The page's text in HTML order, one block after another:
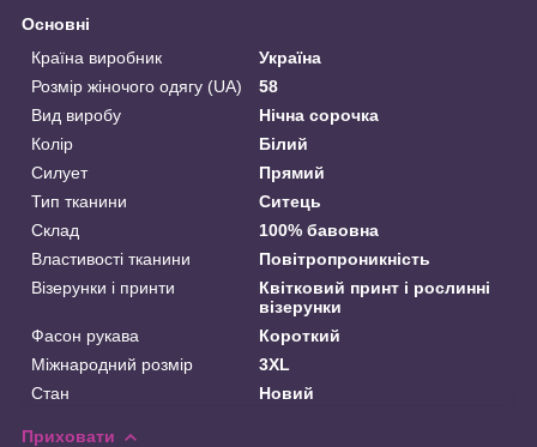
Основні
Країна виробник
Україна
Розмір жіночого одягу (UA)
58
Вид виробу
Нічна сорочка
Колір
Білий
Силует
Прямий
Тип тканини
Ситець
Склад
100% бавовна
Властивості тканини
Повітропроникність
Візерунки і принти
Квітковий принт і рослинні
візерунки
Фасон рукава
Короткий
Міжнародний розмір
3XL
Стан
Новий
Приховати